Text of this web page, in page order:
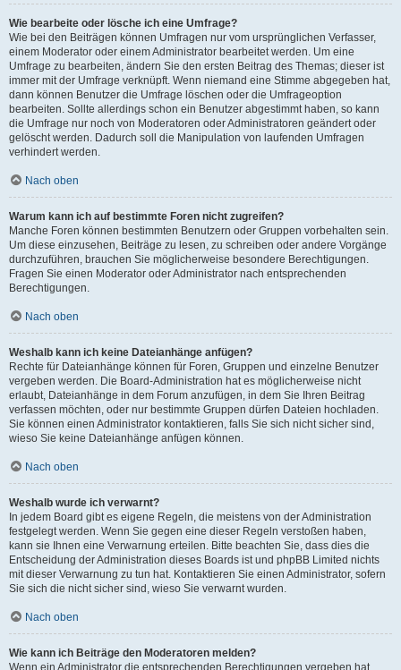
Wie bearbeite oder lösche ich eine Umfrage?
Wie bei den Beiträgen können Umfragen nur vom ursprünglichen Verfasser,
einem Moderator oder einem Administrator bearbeitet werden. Um eine
Umfrage zu bearbeiten, ändern Sie den ersten Beitrag des Themas; dieser ist
immer mit der Umfrage verknüpft. Wenn niemand eine Stimme abgegeben hat,
dann können Benutzer die Umfrage löschen oder die Umfrageoption
bearbeiten. Sollte allerdings schon ein Benutzer abgestimmt haben, so kann
die Umfrage nur noch von Moderatoren oder Administratoren geändert oder
gelöscht werden. Dadurch soll die Manipulation von laufenden Umfragen
verhindert werden.
Nach oben
Warum kann ich auf bestimmte Foren nicht zugreifen?
Manche Foren können bestimmten Benutzern oder Gruppen vorbehalten sein.
Um diese einzusehen, Beiträge zu lesen, zu schreiben oder andere Vorgänge
durchzuführen, brauchen Sie möglicherweise besondere Berechtigungen.
Fragen Sie einen Moderator oder Administrator nach entsprechenden
Berechtigungen.
Nach oben
Weshalb kann ich keine Dateianhänge anfügen?
Rechte für Dateianhänge können für Foren, Gruppen und einzelne Benutzer
vergeben werden. Die Board-Administration hat es möglicherweise nicht
erlaubt, Dateianhänge in dem Forum anzufügen, in dem Sie Ihren Beitrag
verfassen möchten, oder nur bestimmte Gruppen dürfen Dateien hochladen.
Sie können einen Administrator kontaktieren, falls Sie sich nicht sicher sind,
wieso Sie keine Dateianhänge anfügen können.
Nach oben
Weshalb wurde ich verwarnt?
In jedem Board gibt es eigene Regeln, die meistens von der Administration
festgelegt werden. Wenn Sie gegen eine dieser Regeln verstoßen haben,
kann sie Ihnen eine Verwarnung erteilen. Bitte beachten Sie, dass dies die
Entscheidung der Administration dieses Boards ist und phpBB Limited nichts
mit dieser Verwarnung zu tun hat. Kontaktieren Sie einen Administrator, sofern
Sie sich die nicht sicher sind, wieso Sie verwarnt wurden.
Nach oben
Wie kann ich Beiträge den Moderatoren melden?
Wenn ein Administrator die entsprechenden Berechtigungen vergeben hat,